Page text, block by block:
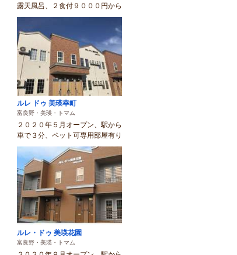
露天風呂、２食付９０００円から
ルレ ドゥ 美瑛幸町
富良野・美瑛・トマム
２０２０年５月オープン、駅から
車で３分、ペット可専用部屋有り
ルレ・ドゥ 美瑛花園
富良野・美瑛・トマム